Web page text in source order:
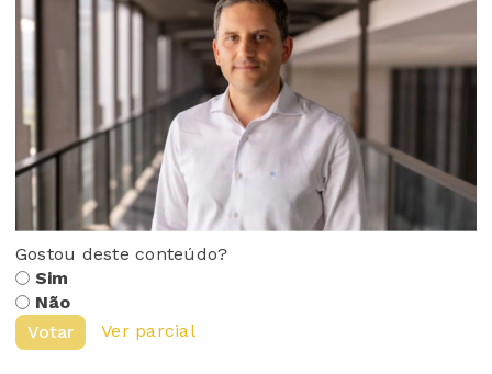
Gostou deste conteúdo?
Sim
Não
Votar
Ver parcial